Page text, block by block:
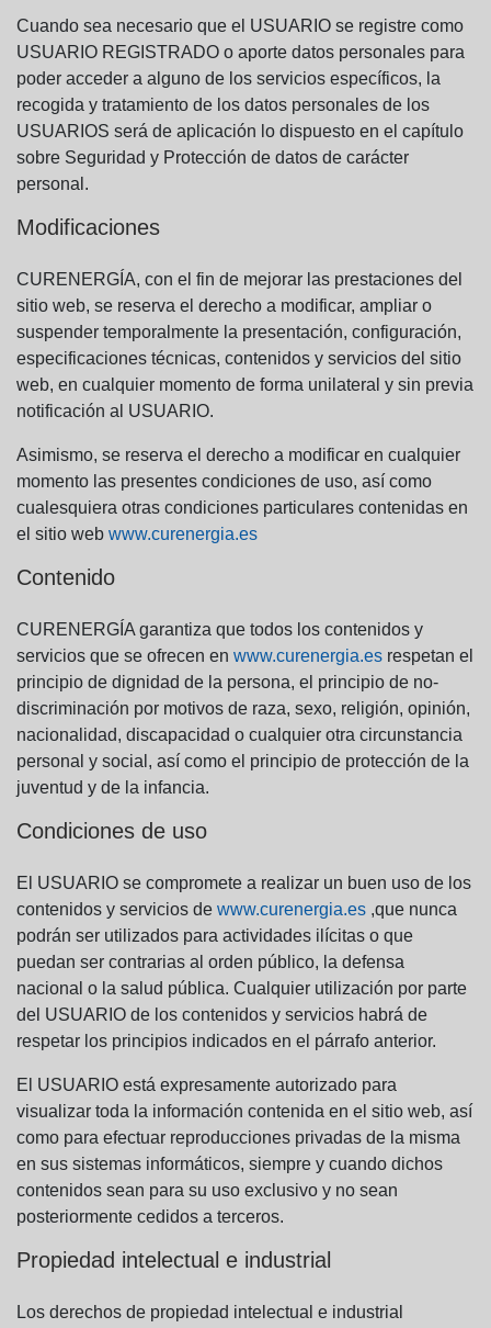
Cuando sea necesario que el USUARIO se registre como
USUARIO REGISTRADO o aporte datos personales para
poder acceder a alguno de los servicios específicos, la
recogida y tratamiento de los datos personales de los
USUARIOS será de aplicación lo dispuesto en el capítulo
sobre Seguridad y Protección de datos de carácter
personal.
Modificaciones
CURENERGÍA, con el fin de mejorar las prestaciones del
sitio web, se reserva el derecho a modificar, ampliar o
suspender temporalmente la presentación, configuración,
especificaciones técnicas, contenidos y servicios del sitio
web, en cualquier momento de forma unilateral y sin previa
notificación al USUARIO.
Asimismo, se reserva el derecho a modificar en cualquier
momento las presentes condiciones de uso, así como
cualesquiera otras condiciones particulares contenidas en
el sitio web www.curenergia.es
Contenido
CURENERGÍA garantiza que todos los contenidos y
servicios que se ofrecen en www.curenergia.es respetan el
principio de dignidad de la persona, el principio de no-
discriminación por motivos de raza, sexo, religión, opinión,
nacionalidad, discapacidad o cualquier otra circunstancia
personal y social, así como el principio de protección de la
juventud y de la infancia.
Condiciones de uso
El USUARIO se compromete a realizar un buen uso de los
contenidos y servicios de www.curenergia.es ,que nunca
podrán ser utilizados para actividades ilícitas o que
puedan ser contrarias al orden público, la defensa
nacional o la salud pública. Cualquier utilización por parte
del USUARIO de los contenidos y servicios habrá de
respetar los principios indicados en el párrafo anterior.
El USUARIO está expresamente autorizado para
visualizar toda la información contenida en el sitio web, así
como para efectuar reproducciones privadas de la misma
en sus sistemas informáticos, siempre y cuando dichos
contenidos sean para su uso exclusivo y no sean
posteriormente cedidos a terceros.
Propiedad intelectual e industrial
Los derechos de propiedad intelectual e industrial